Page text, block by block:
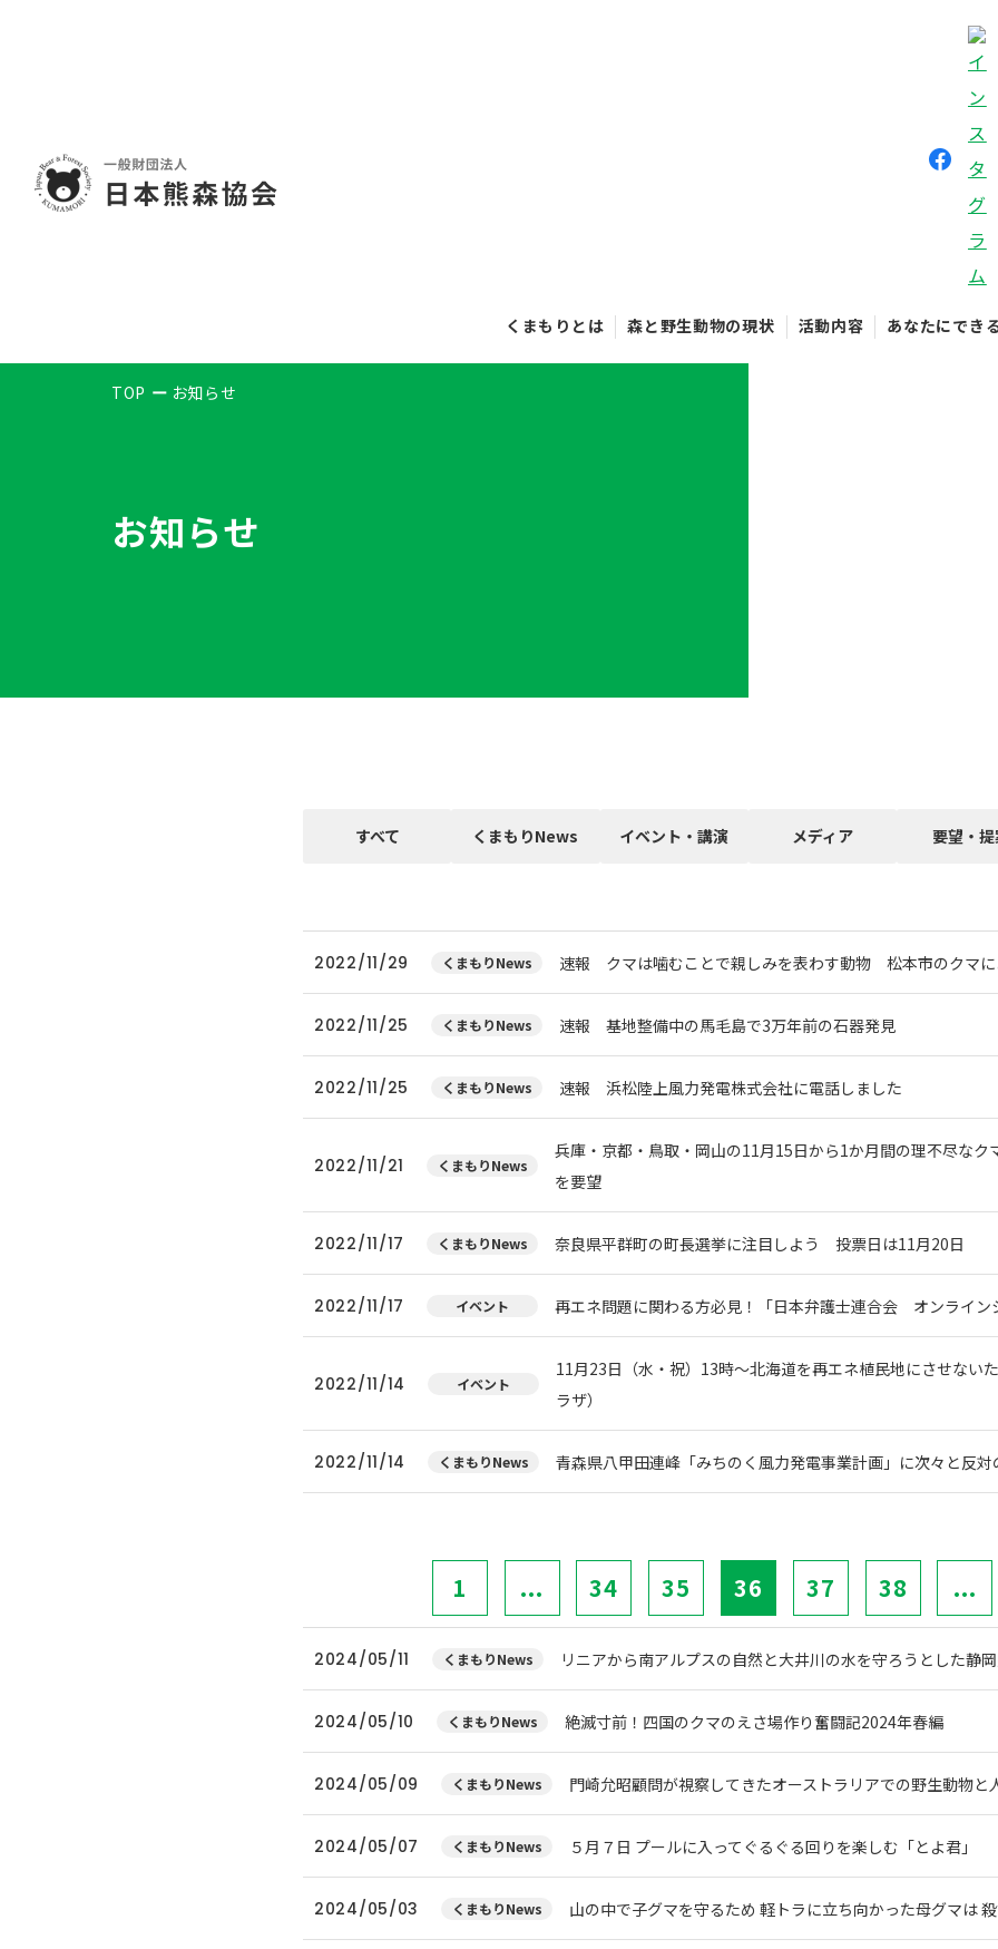
くまもりとは 森と野生動物の現状 活動内容 あなたにでき
TOP お知らせ
お知らせ
すべて くまもりNews イベント・講演 メディア 要望・
2022/11/29 くまもりNews 速報 クマは噛むことで親しみを表わす動物 松本市のクマに
2022/11/25 くまもりNews 速報 基地整備中の馬毛島で3万年前の石器発見
2022/11/25 くまもりNews 速報 浜松陸上風力発電株式会社に電話しました
2022/11/21 くまもりNews
兵庫・京都・鳥取・岡山の11月15日から1か月間の理不尽なク
を要望
2022/11/17 くまもりNews 奈良県平群町の町長選挙に注目しよう 投票日は11月20日
2022/11/17 イベント 再エネ問題に関わる方必見！「日本弁護士連合会 オンライン
2022/11/14 イベント
11月23日（水・祝）13時～北海道を再エネ植民地にさせない
ラザ）
2022/11/14 くまもりNews 青森県八甲田連峰「みちのく風力発電事業計画」に次々と反対
1 ... 34 35 36 37 38 ...
2024/05/11 くまもりNews リニアから南アルプスの自然と大井川の水を守ろうとした静
2024/05/10 くまもりNews 絶滅寸前！四国のクマのえさ場作り奮闘記2024年春編
2024/05/09 くまもりNews 門崎允昭顧問が視察してきたオーストラリアでの野生動物と
2024/05/07 くまもりNews ５月７日 プールに入ってぐるぐる回りを楽しむ「とよ君」
2024/05/03 くまもりNews 山の中で子グマを守るため 軽トラに立ち向かった母グマは